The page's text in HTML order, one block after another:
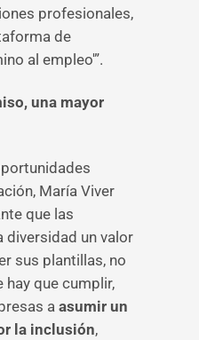
profesionales,
de
al empleo'”.
una mayor
María Viver
que las
diversidad un valor
sus plantillas, no
hay que cumplir,
a asumir un
la inclusión,